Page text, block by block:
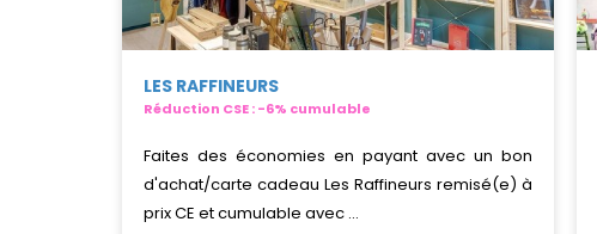
LES RAFFINEURS
Réduction CSE : -6% cumulable
Faites des économies en payant avec un bon
d'achat/carte cadeau Les Raffineurs remisé(e) à
prix CE et cumulable avec ...